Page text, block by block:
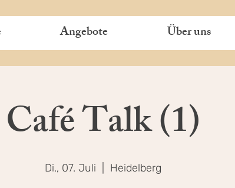
Angebote Über uns
Café Talk (1)
Di., 07. Juli Heidelberg